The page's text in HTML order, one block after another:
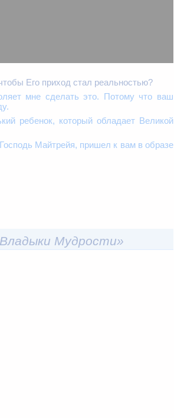
Его приход стал реальностью?
мне сделать это. Потому что ваш
ребенок, который обладает Великой
Майтрейя, пришел к вам в образе
Мудрости»